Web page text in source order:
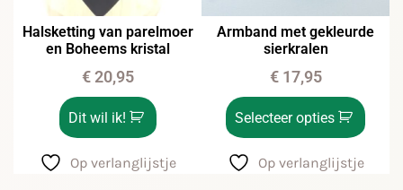
Halsketting van parelmoer
en Boheems kristal
€20,95
Dit wil ik!
Op verlanglijstje
Armband met gekleurde
sierkralen
€17,95
Selecteer opties
Op verlanglijstje